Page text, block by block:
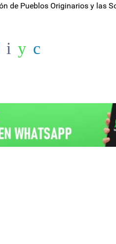
de Pueblos Originarios y las